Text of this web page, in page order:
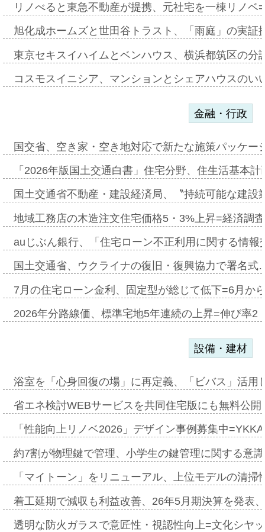
リノべると東急不動産が提携、元社宅を一棟リノ
旭化成ホームズと世田谷トラスト、「雨庭」の実
東京セキスイハイムとベンハウス、横浜都筑区の
コスモスイニシア、マンションとシェアハウスの
金融・行政
国交省、空き家・空き地対応で新たな施策パッケ
「2026年版国土交通白書」住宅分野、住生活基本
国土交通省不動産・建設経済局、〝持続可能な建
地域工務店の木造注文住宅価格5・3%上昇=経済調
auじぶん銀行、「住宅ローン不正利用に関する情
国土交通省、ウクライナの復旧・復興協力で署名
7月の住宅ローン金利、固定型が総じて低下=6月か
2026年分路線価、標準宅地5年連続の上昇=伸び率
設備・建材
浴室を「心身回復の場」に再定義、「ビバス」活
省エネ検討WEBサービスを共同住宅版にも無料公
「性能向上リノベ2026」デザイン事例募集中
約7割が物理鍵で管理、小学生の鍵管理に関する意
「マイトーン」をリニューアル、上位モデルの清
着工延期で減収も利益改善、26年5月期決算を発表
透明な防火ガラスで意匠性・視認性向上=文化シヤ